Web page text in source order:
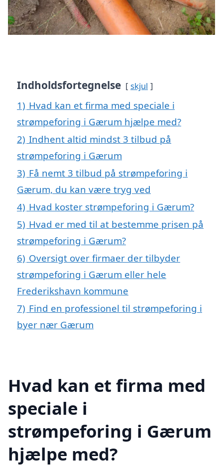
Indholdsfortegnelse skjul
1) Hvad kan et firma med speciale i
strømpeforing i Gærum hjælpe med?
2) Indhent altid mindst 3 tilbud på
strømpeforing i Gærum
3) Få nemt 3 tilbud på strømpeforing i
Gærum, du kan være tryg ved
4) Hvad koster strømpeforing i Gærum?
5) Hvad er med til at bestemme prisen på
strømpeforing i Gærum?
6) Oversigt over firmaer der tilbyder
strømpeforing i Gærum eller hele
Frederikshavn kommune
7) Find en professionel til strømpeforing i
byer nær Gærum
Hvad kan et firma med
speciale i
strømpeforing i Gærum
hjælpe med?